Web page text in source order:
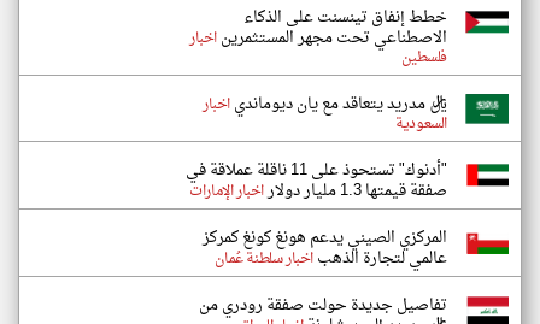
خطط إنفاق تينسنت على الذكاء
الاصطناعي تحت مجهر المستثمريناخبار
فلسطين
ريال مدريد يتعاقد مع يان ديوماندياخبار
السعودية
"أدنوك" تستحوذ على 11 ناقلة عملاقة في
صفقة قيمتها 1.3 مليار دولار اخبار الإمارات
المركزي الصيني يدعم هونغ كونغ كمركز
عالمي لتجارة الذهباخبار سلطنة عُمان
تفاصيل جديدة حولت صفقة رودري من